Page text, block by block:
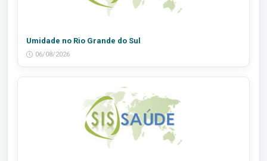
Umidade no Rio Grande do Sul
06/08/2026